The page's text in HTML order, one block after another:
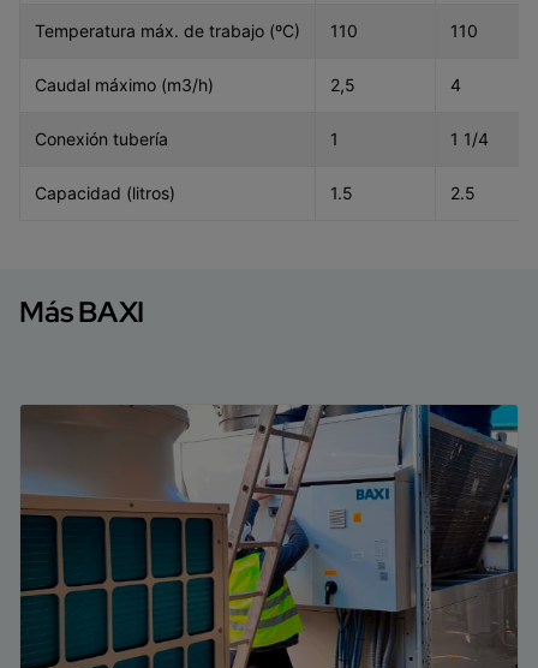
Temperatura máx. de trabajo (ºC) 110 110
Caudal máximo (m3/h) 2,5 4
Conexión tubería 1 1 1/4
Capacidad (litros) 1.5 2.5
Más BAXI